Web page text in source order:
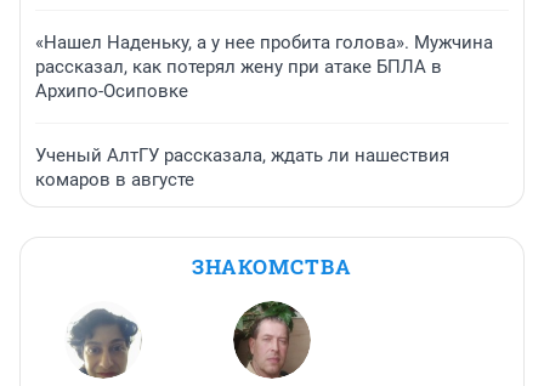
«Нашел Наденьку, а у нее пробита голова». Мужчина
рассказал, как потерял жену при атаке БПЛА в
Архипо-Осиповке
Ученый АлтГУ рассказала, ждать ли нашествия
комаров в августе
ЗНАКОМСТВА